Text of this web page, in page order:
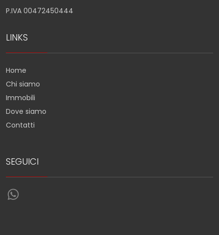
P.IVA 00472450444
LINKS
Home
Chi siamo
Immobili
Dove siamo
Contatti
SEGUICI